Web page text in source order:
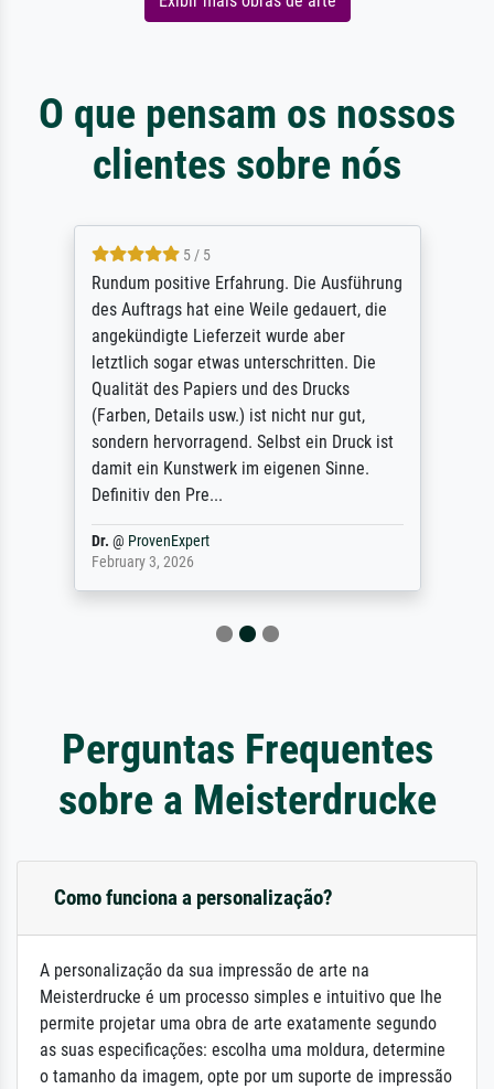
O que pensam os nossos
clientes sobre nós
5 / 5
Rundum positive Erfahrung. Die Ausführung
des Auftrags hat eine Weile gedauert, die
angekündigte Lieferzeit wurde aber
letztlich sogar etwas unterschritten. Die
Qualität des Papiers und des Drucks
(Farben, Details usw.) ist nicht nur gut,
sondern hervorragend. Selbst ein Druck ist
damit ein Kunstwerk im eigenen Sinne.
Definitiv den Pre...
Dr. @ ProvenExpert
February 3, 2026
Perguntas Frequentes
sobre a Meisterdrucke
Como funciona a personalização?
A personalização da sua impressão de arte na
Meisterdrucke é um processo simples e intuitivo que lhe
permite projetar uma obra de arte exatamente segundo
as suas especificações: escolha uma moldura, determine
o tamanho da imagem, opte por um suporte de impressão